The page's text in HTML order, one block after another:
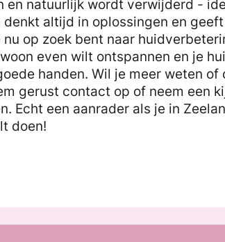
en natuurlijk wordt verwijderd -
altijd in oplossingen en
op zoek bent naar
even wilt ontspannen en je
handen. Wil je meer weten of
gerust contact op of neem een
Echt een aanrader als je in
doen!